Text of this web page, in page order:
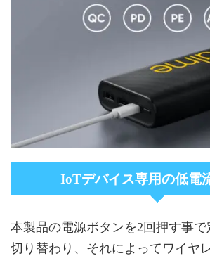
IoTデバイス専用の低電
本製品の電源ボタンを2回押す事
切り替わり、それによってワイヤ